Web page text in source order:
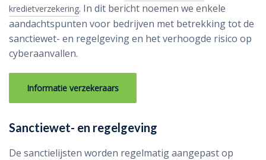
kredietverzekering. In dit bericht noemen we enkele
aandachtspunten voor bedrijven met betrekking tot de
sanctiewet- en regelgeving en het verhoogde risico op
cyberaanvallen.
Informatie verzekeraars
Sanctiewet- en regelgeving
De sanctielijsten worden regelmatig aangepast op